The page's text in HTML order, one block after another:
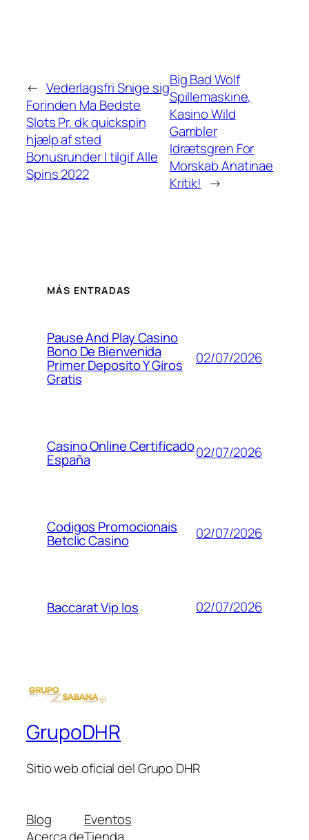
← Vederlagsfri Snige sig
Forinden Ma Bedste
Slots Pr. dk quickspin
hjælp af sted
Bonusrunder I tilgif Alle
Spins 2022
Big Bad Wolf
Spillemaskine,
Kasino Wild
Gambler
Idrætsgren For
Morskab Anatinae
Kritik! →
MÁS ENTRADAS
Pause And Play Casino
Bono De Bienvenida
Primer Deposito Y Giros
Gratis
02/07/2026
Casino Online Certificado
España 02/07/2026
Codigos Promocionais
Betclic Casino 02/07/2026
Baccarat Vip Ios 02/07/2026
GrupoDHR
Sitio web oficial del Grupo DHR
Blog
Acerca de
Eventos
Tienda